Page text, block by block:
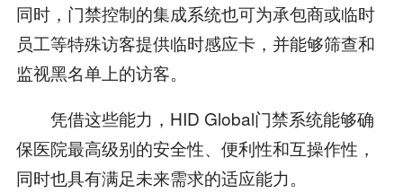
同时，门禁控制的集成系统也可为承包商或临时
员工等特殊访客提供临时感应卡，并能够筛查和
监视黑名单上的访客。
凭借这些能力，HID Global门禁系统能够确
保医院最高级别的安全性、便利性和互操作性，
同时也具有满足未来需求的适应能力。